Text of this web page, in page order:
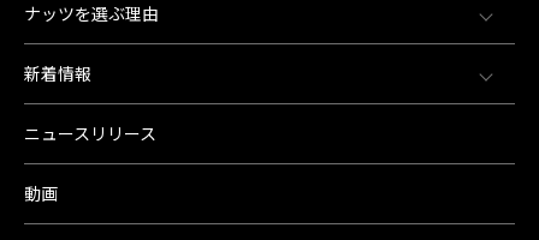
ナッツを選ぶ理由
新着情報
ニュースリリース
動画